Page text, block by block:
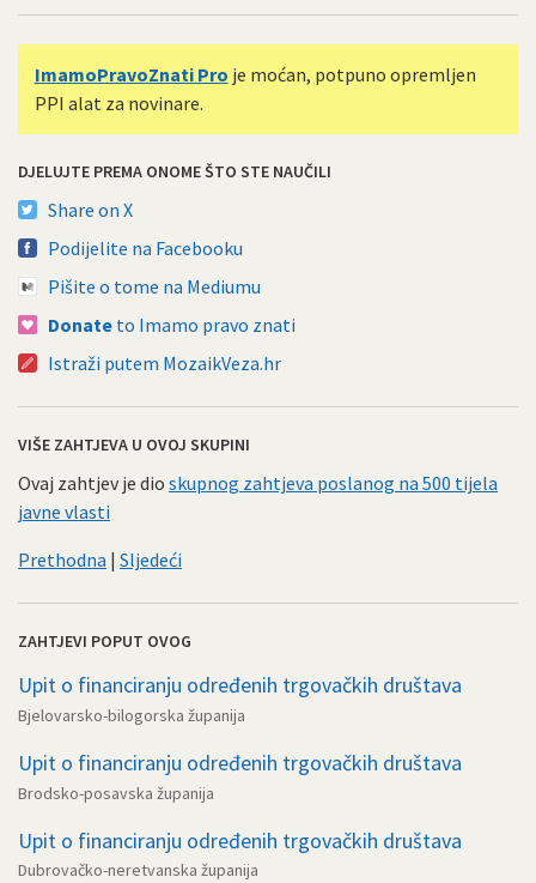
ImamoPravoZnati Pro je moćan, potpuno opremljen
PPI alat za novinare.
DJELUJTE PREMA ONOME ŠTO STE NAUČILI
Share on X
Podijelite na Facebooku
Pišite o tome na Mediumu
Donate to Imamo pravo znati
Istraži putem MozaikVeza.hr
VIŠE ZAHTJEVA U OVOJ SKUPINI
Ovaj zahtjev je dio skupnog zahtjeva poslanog na 500 tijela
javne vlasti
Prethodna | Sljedeći
ZAHTJEVI POPUT OVOG
Upit o financiranju određenih trgovačkih društava
Bjelovarsko-bilogorska županija
Upit o financiranju određenih trgovačkih društava
Brodsko-posavska županija
Upit o financiranju određenih trgovačkih društava
Dubrovačko-neretvanska županija